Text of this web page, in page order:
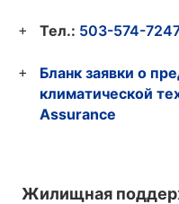
Тел.: 503-574-
Бланк заявки о
климатической
Assurance
Жилищная